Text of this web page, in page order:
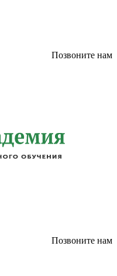
Позвоните нам
Позвоните нам